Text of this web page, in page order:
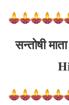
सन्तोषी